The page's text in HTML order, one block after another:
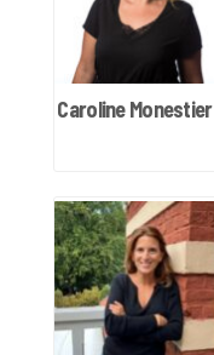
Caroline Monestier